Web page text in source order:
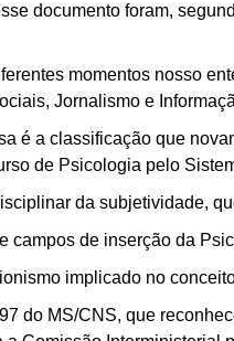
documento foram,
momentos nosso
Jornalismo e
é a classificação que
de Psicologia pelo
da subjetividade,
campos de inserção da
implicado no
do MS/CNS, que